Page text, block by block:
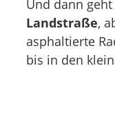
Und dann
Landstraße,
asphaltierte
bis in den